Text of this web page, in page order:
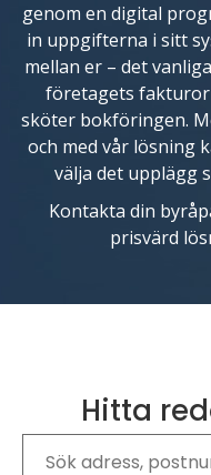
genom en digital
in uppgifterna i sitt
mellan er – det
företagets
sköter bokföringen.
och med vår lösning
välja det upplägg
Kontakta din
prisvärd
Hitta